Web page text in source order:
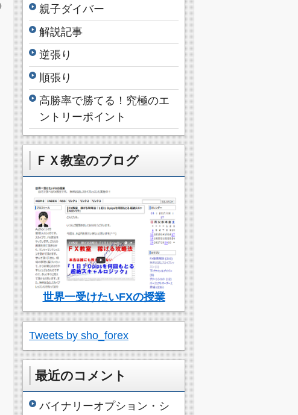
親子ダイバー
解説記事
逆張り
順張り
高勝率で勝てる！究極のエ
ントリーポイント
ＦＸ教室のブログ
世界一受けたいFXの授業
Tweets by sho_forex
最近のコメント
バイナリーオプション・シ